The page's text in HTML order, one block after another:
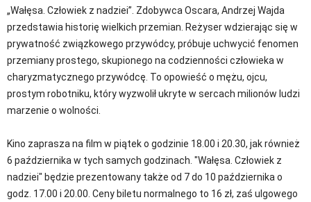
„Wałęsa. Człowiek z nadziei”. Zdobywca Oscara, Andrzej Wajda
przedstawia historię wielkich przemian. Reżyser wdzierając się w
prywatność związkowego przywódcy, próbuje uchwycić fenomen
przemiany prostego, skupionego na codzienności człowieka w
charyzmatycznego przywódcę. To opowieść o mężu, ojcu,
prostym robotniku, który wyzwolił ukryte w sercach milionów ludzi
marzenie o wolności.
Kino zaprasza na film w piątek o godzinie 18.00 i 20.30, jak również
6 października w tych samych godzinach. "Wałęsa. Człowiek z
nadziei" będzie prezentowany także od 7 do 10 października o
godz. 17.00 i 20.00. Ceny biletu normalnego to 16 zł, zaś ulgowego